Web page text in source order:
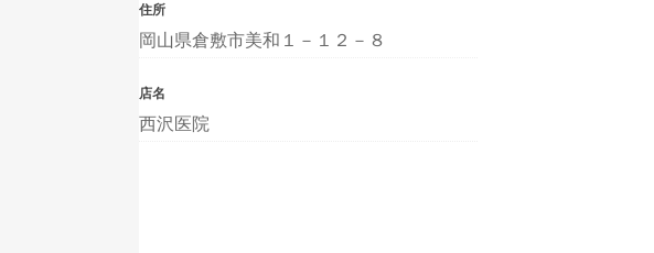
住所
岡山県倉敷市美和１－１２－８
店名
西沢医院